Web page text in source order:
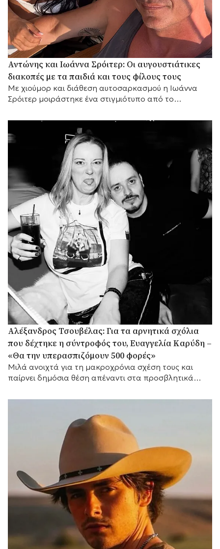
Αντώνης και Ιωάννα Σρόιτερ: Οι αυγουστιάτικες
διακοπές με τα παιδιά και τους φίλους τους
Με χιούμορ και διάθεση αυτοσαρκασμού η Ιωάννα
Σρόιτερ μοιράστηκε ένα στιγμιότυπο από το
τρόπο τη σχέση του ζευγαριού
Αλέξανδρος Τσουβέλας: Για τα αρνητικά σχόλια
που δέχτηκε η σύντροφός του, Ευαγγελία Καρύδη –
«Θα την υπερασπιζόμουν 500 φορές»
Μιλά ανοιχτά για τη μακροχρόνια σχέση τους και
παίρνει δημόσια θέση απέναντι στα προσβλητικά